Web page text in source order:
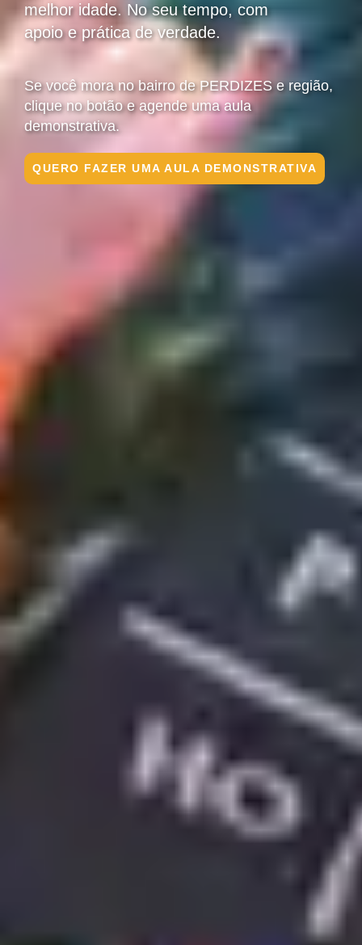
melhor idade. No seu tempo, com
apoio e prática de verdade.
Se você mora no bairro de PERDIZES e região,
clique no botão e agende uma aula
demonstrativa.
QUERO FAZER UMA AULA DEMONSTRATIVA